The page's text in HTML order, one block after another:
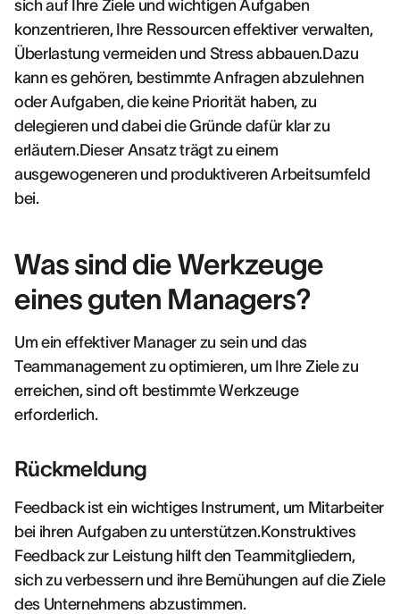
sich auf Ihre Ziele und wichtigen Aufgaben
konzentrieren, Ihre Ressourcen effektiver verwalten,
Überlastung vermeiden und Stress abbauen.Dazu
kann es gehören, bestimmte Anfragen abzulehnen
oder Aufgaben, die keine Priorität haben, zu
delegieren und dabei die Gründe dafür klar zu
erläutern.Dieser Ansatz trägt zu einem
ausgewogeneren und produktiveren Arbeitsumfeld
bei.
Was sind die Werkzeuge
eines guten Managers?
Um ein effektiver Manager zu sein und das
Teammanagement zu optimieren, um Ihre Ziele zu
erreichen, sind oft bestimmte Werkzeuge
erforderlich.
Rückmeldung
Feedback ist ein wichtiges Instrument, um Mitarbeiter
bei ihren Aufgaben zu unterstützen.Konstruktives
Feedback zur Leistung hilft den Teammitgliedern,
sich zu verbessern und ihre Bemühungen auf die Ziele
des Unternehmens abzustimmen.